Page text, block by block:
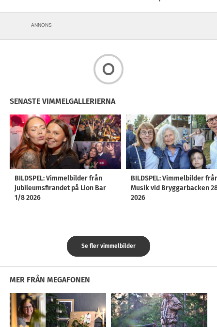
ANNONS
SENASTE VIMMELGALLERIERNA
BILDSPEL: Vimmelbilder från
jubileumsfirandet på Lion Bar
1/8 2026
BILDSPEL: Vimmelbilder
Musik vid Bryggarbacken
2026
Se fler vimmelbilder
MER FRÅN MEGAFONEN